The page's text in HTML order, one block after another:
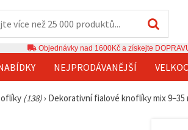
Objednávky nad 1600Kč a získejte
NEJPRODÁVANĚJŠÍ
(138)› Dekorativní fialové knoflíky mix